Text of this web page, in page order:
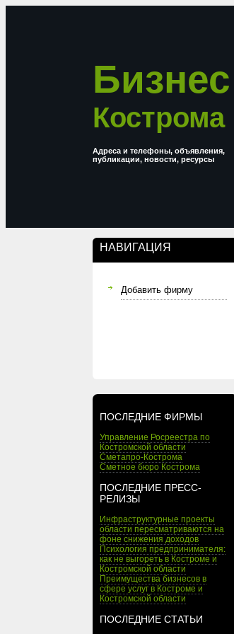
Бизнес
Кострома
Адреса и телефоны, объявления,
публикации, новости, ресурсы
НАВИГАЦИЯ
Добавить фирму
ПОСЛЕДНИЕ ФИРМЫ
Управление Росреестра по
Костромской области
Сметапро-Кострома
Сметное бюро Кострома
ПОСЛЕДНИЕ ПРЕСС-
РЕЛИЗЫ
Инфраструктурные проекты
области пересматриваются на
фоне снижения доходов
Психология предпринимателя:
как не выгореть в Костроме и
Костромской области
Преимущества бизнесов в
сфере услуг в Костроме и
Костромской области
ПОСЛЕДНИЕ СТАТЬИ